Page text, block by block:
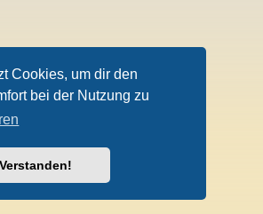
Cookies, um dir den
bei der Nutzung zu
Verstanden!